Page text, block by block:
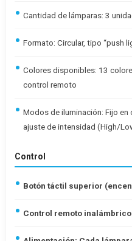
Cantidad de lámparas: 3
Formato: Circular, tipo “push
Colores disponibles: 13
control remoto
Modos de iluminación: Fijo en
ajuste de intensidad (High/
Control
Botón táctil superior
Control remoto